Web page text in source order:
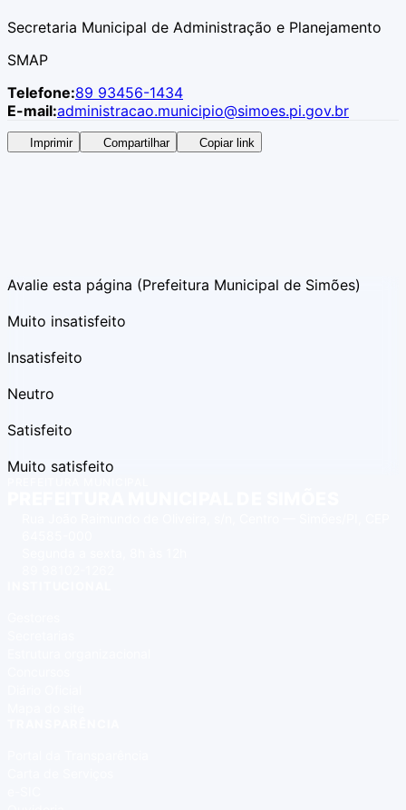
Secretaria Municipal de Administração e Planejamento
SMAP
Telefone:89 93456-1434
E-mail:administracao.municipio@simoes.pi.gov.br
Imprimir Compartilhar Copiar link
Avalie esta página (Prefeitura Municipal de Simões)
Muito insatisfeito
Insatisfeito
Neutro
Satisfeito
Muito satisfeito